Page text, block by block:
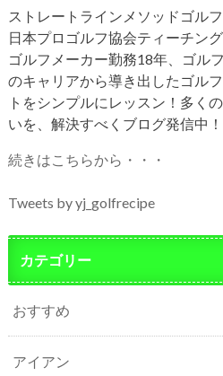
ストレートラインメソッドゴル
日本プロゴルフ協会ティーチン
ゴルフメーカー勤務18年、ゴル
のキャリアから導き出したゴル
トをシンプルにレッスン！多く
いを、解決すべくブログ発信中！
続きはこちらから・・・
Tweets by yj_golfrecipe
カテゴリー
おすすめ
アイアン